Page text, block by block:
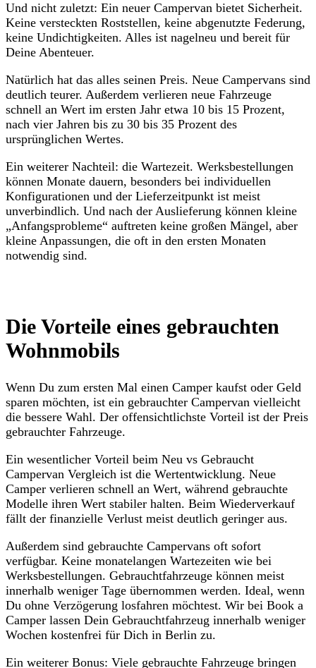
Und nicht zuletzt: Ein neuer Campervan bietet Sicherheit.
Keine versteckten Roststellen, keine abgenutzte Federung,
keine Undichtigkeiten. Alles ist nagelneu und bereit für
Deine Abenteuer.
Natürlich hat das alles seinen Preis. Neue Campervans sind
deutlich teurer. Außerdem verlieren neue Fahrzeuge
schnell an Wert im ersten Jahr etwa 10 bis 15 Prozent,
nach vier Jahren bis zu 30 bis 35 Prozent des
ursprünglichen Wertes.
Ein weiterer Nachteil: die Wartezeit. Werksbestellungen
können Monate dauern, besonders bei individuellen
Konfigurationen und der Lieferzeitpunkt ist meist
unverbindlich. Und nach der Auslieferung können kleine
„Anfangsprobleme“ auftreten keine großen Mängel, aber
kleine Anpassungen, die oft in den ersten Monaten
notwendig sind.
Die Vorteile eines gebrauchten
Wohnmobils
Wenn Du zum ersten Mal einen Camper kaufst oder Geld
sparen möchten, ist ein gebrauchter Campervan vielleicht
die bessere Wahl. Der offensichtlichste Vorteil ist der Preis
gebrauchter Fahrzeuge.
Ein wesentlicher Vorteil beim Neu vs Gebraucht
Campervan Vergleich ist die Wertentwicklung. Neue
Camper verlieren schnell an Wert, während gebrauchte
Modelle ihren Wert stabiler halten. Beim Wiederverkauf
fällt der finanzielle Verlust meist deutlich geringer aus.
Außerdem sind gebrauchte Campervans oft sofort
verfügbar. Keine monatelangen Wartezeiten wie bei
Werksbestellungen. Gebrauchtfahrzeuge können meist
innerhalb weniger Tage übernommen werden. Ideal, wenn
Du ohne Verzögerung losfahren möchtest. Wir bei Book a
Camper lassen Dein Gebrauchtfahrzeug innerhalb weniger
Wochen kostenfrei für Dich in Berlin zu.
Ein weiterer Bonus: Viele gebrauchte Fahrzeuge bringen